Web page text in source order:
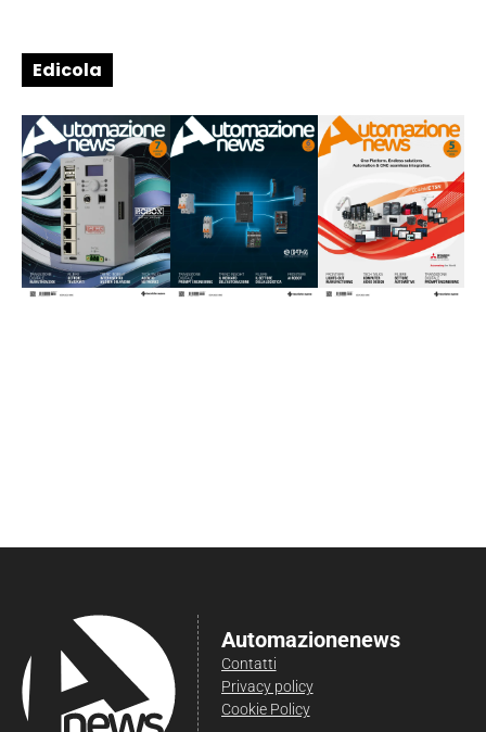
Edicola
Automazionenews
Contatti
Privacy policy
Cookie Policy